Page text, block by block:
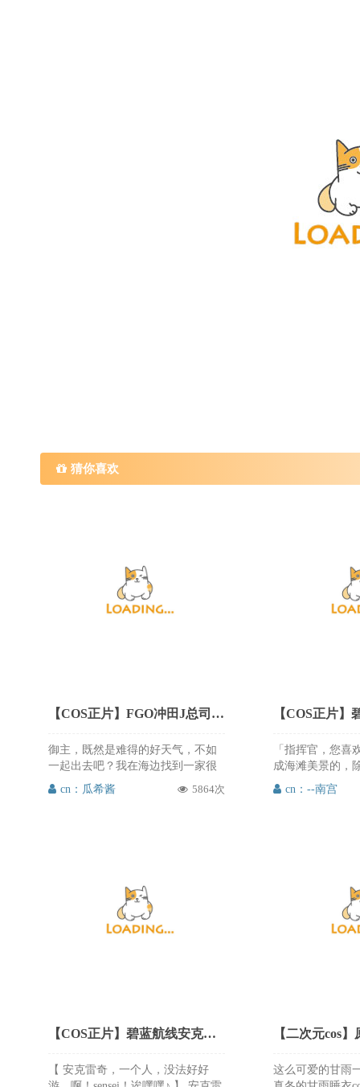
猜你喜欢
【COS正片】FGO冲田J总司泳装cos 清新甜美 cn瓜希酱
御主，既然是难得的好天气，不如
一起出去吧？我在海边找到一家很
好吃的茶馆哦，可能的话，之后再
上个天也行！ 冲田J总司：@瓜希酱
原出了角色的气氛，推次元必须分
享给大家，喜欢的朋友可以来微博
关注转发支持@瓜希酱
cn：瓜希酱 5864次
「指挥官，您喜
成海滩美景的，
有海滩上热闹的
叡：@--南宫 摄
啊，这么好看还
强烈推荐给大家
来微博关注支持
cn：--南宫
【COS正片】碧蓝航线安克雷奇泳装水着cos cn阳炎型小菠萝
【 安克雷奇，一个人，没法好好
这么可爱的甘雨